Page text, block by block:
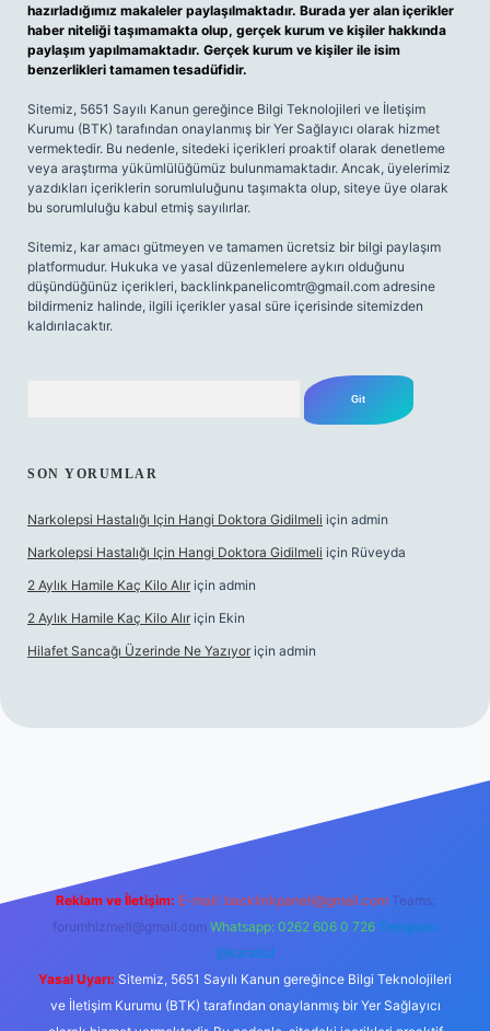
hazırladığımız makaleler paylaşılmaktadır. Burada yer alan içerikler
haber niteliği taşımamakta olup, gerçek kurum ve kişiler hakkında
paylaşım yapılmamaktadır. Gerçek kurum ve kişiler ile isim
benzerlikleri tamamen tesadüfidir.
Sitemiz, 5651 Sayılı Kanun gereğince Bilgi Teknolojileri ve İletişim
Kurumu (BTK) tarafından onaylanmış bir Yer Sağlayıcı olarak hizmet
vermektedir. Bu nedenle, sitedeki içerikleri proaktif olarak denetleme
veya araştırma yükümlülüğümüz bulunmamaktadır. Ancak, üyelerimiz
yazdıkları içeriklerin sorumluluğunu taşımakta olup, siteye üye olarak
bu sorumluluğu kabul etmiş sayılırlar.
Sitemiz, kar amacı gütmeyen ve tamamen ücretsiz bir bilgi paylaşım
platformudur. Hukuka ve yasal düzenlemelere aykırı olduğunu
düşündüğünüz içerikleri, backlinkpanelicomtr@gmail.com adresine
bildirmeniz halinde, ilgili içerikler yasal süre içerisinde sitemizden
kaldırılacaktır.
SON YORUMLAR
Narkolepsi Hastalığı Için Hangi Doktora Gidilmeli için admin
Narkolepsi Hastalığı Için Hangi Doktora Gidilmeli için Rüveyda
2 Aylık Hamile Kaç Kilo Alır için admin
2 Aylık Hamile Kaç Kilo Alır için Ekin
Hilafet Sancağı Üzerinde Ne Yazıyor için admin
Reklam ve İletişim: E-mail: backlinkpaneli@gmail.com Teams:
forumhizmeti@gmail.com Whatsapp: 0262 606 0 726 Telegram:
@karabul
Yasal Uyarı: Sitemiz, 5651 Sayılı Kanun gereğince Bilgi Teknolojileri
ve İletişim Kurumu (BTK) tarafından onaylanmış bir Yer Sağlayıcı